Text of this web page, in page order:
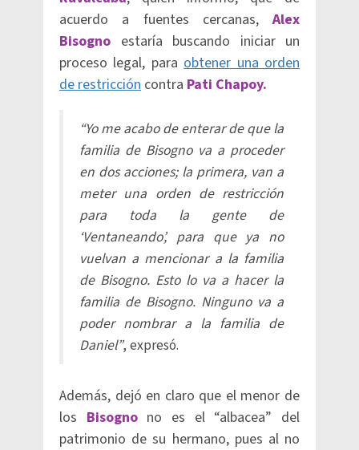
acuerdo a fuentes cercanas,Alex
Bisogno estaría buscando iniciar un
proceso legal, paraobtener una orden
de restricción contra Pati Chapoy.
“Yo me acabo de enterar de que la
familia de Bisogno va a proceder
en dos acciones; la primera, van a
meter una orden de restricción
para toda la gente de
‘Ventaneando’, para que ya no
vuelvan a mencionar a la familia
de Bisogno. Esto lo va a hacer la
familia de Bisogno. Ninguno va a
poder nombrar a la familia de
Daniel”, expresó.
Además, dejó en claro que el menor de
los Bisogno no es el “albacea” del
patrimonio de su hermano, pues al no